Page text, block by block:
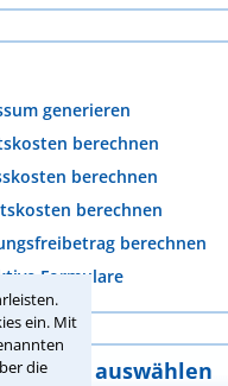
ein. Mit
die
generieren
berechnen
berechnen
berechnen
berechnen
Formulare
auswählen